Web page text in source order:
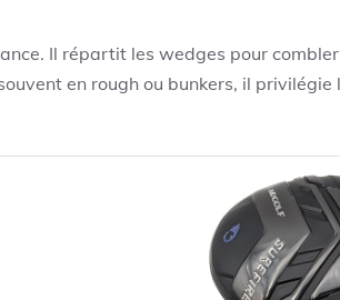
Il répartit les wedges pour combler
en rough ou bunkers, il